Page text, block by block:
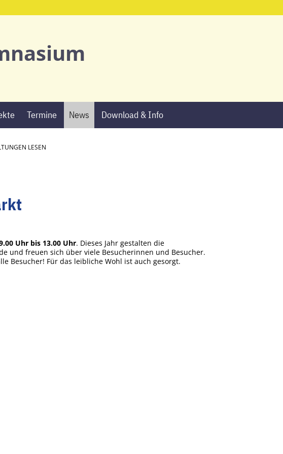
Termine News Download & Info
LESEN
Uhr bis 13.00 Uhr. Dieses Jahr gestalten die
und freuen sich über viele Besucherinnen und Besucher.
Besucher! Für das leibliche Wohl ist auch gesorgt.